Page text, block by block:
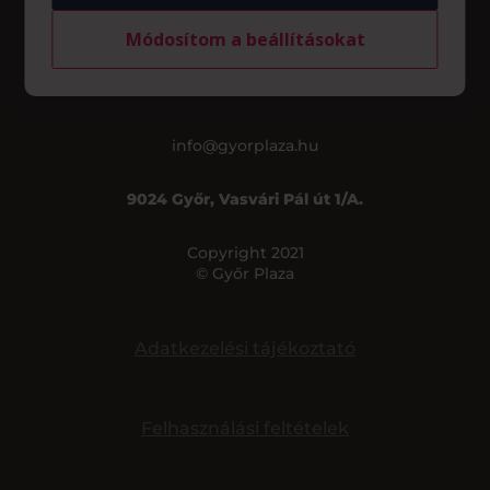
Általános nyitvatartás*
Hétfő – Szombat09:00 – 20:00
Vasárnap
10:00 – 18:00
info@gyorplaza.hu
9024 Győr, Vasvári Pál út 1/A.
Copyright 2021
© Győr Plaza
Módosítom a beállításokat